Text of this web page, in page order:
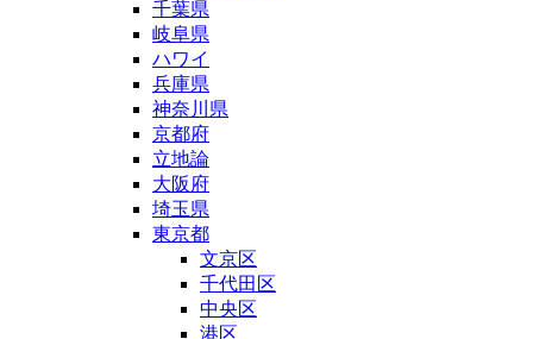
千葉県
岐阜県
ハワイ
兵庫県
神奈川県
京都府
立地論
大阪府
埼玉県
東京都
文京区
千代田区
中央区
港区